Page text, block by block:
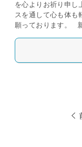
を心よりお祈り申
スを通して心も体も
願っております。